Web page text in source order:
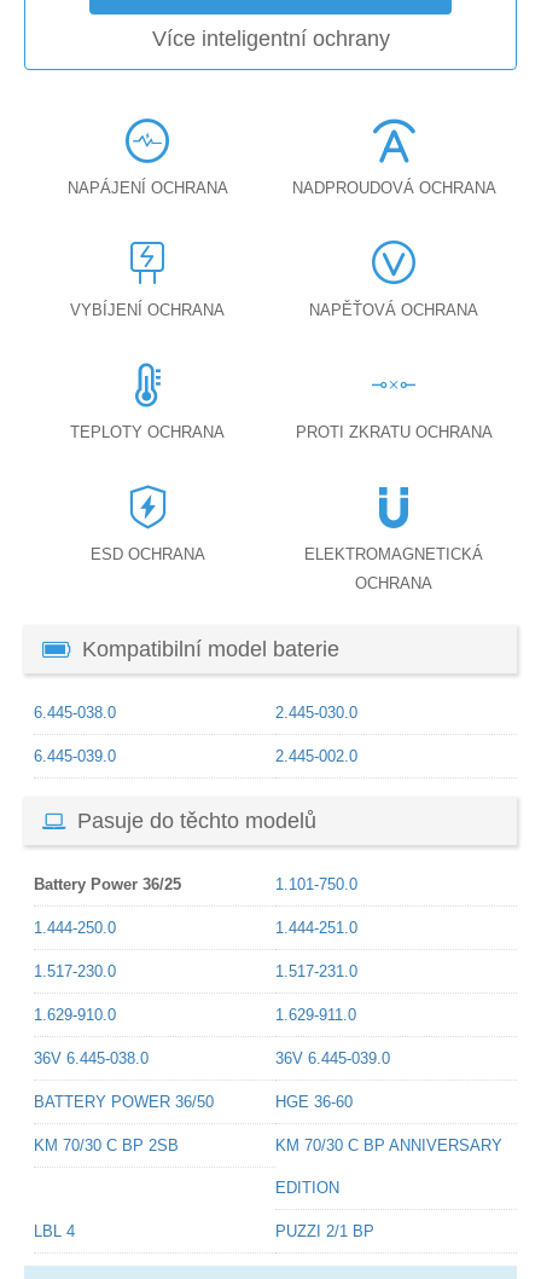
Více inteligentní ochrany
NAPÁJENÍ OCHRANA NADPROUDOVÁ OCHRANA
VYBÍJENÍ OCHRANA NAPĚŤOVÁ OCHRANA
TEPLOTY OCHRANA PROTI ZKRATU OCHRANA
ESD OCHRANA
ELEKTROMAGNETICKÁ
OCHRANA
Kompatibilní model baterie
6.445-038.0 2.445-030.0
6.445-039.0 2.445-002.0
Pasuje do těchto modelů
Battery Power 36/25 1.101-750.0
1.444-250.0 1.444-251.0
1.517-230.0 1.517-231.0
1.629-910.0 1.629-911.0
36V 6.445-038.0 36V 6.445-039.0
BATTERY POWER 36/50 HGE 36-60
KM 70/30 C BP 2SB KM 70/30 C BP ANNIVERSARY
EDITION
LBL 4 PUZZI 2/1 BP